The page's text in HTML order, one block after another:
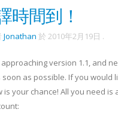
時間到！
Jonathan 於 2010年2月19日 .
version 1.1, and
as possible. If you would
is your chance! All you need is